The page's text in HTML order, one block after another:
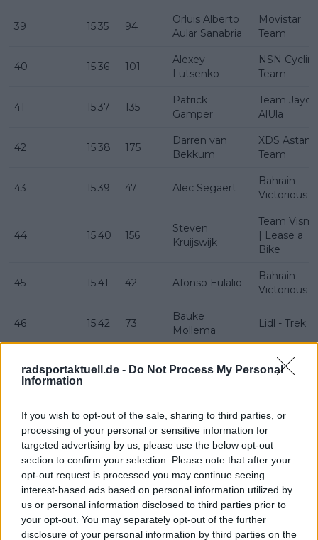
radsportaktuell.de - Do Not Process My Personal
Information
If you wish to opt-out of the sale, sharing to third parties, or
processing of your personal or sensitive information for
targeted advertising by us, please use the below opt-out
section to confirm your selection. Please note that after your
opt-out request is processed you may continue seeing
interest-based ads based on personal information utilized by
us or personal information disclosed to third parties prior to
your opt-out. You may separately opt-out of the further
disclosure of your personal information by third parties on the
39 15:35 94
Orluis Alberto
Aular Sanabria
Movistar
Team
40 15:36 101
Alexey
Lutsenko
NSN
Team
41 15:37 135
Patrick
Gamper
Team Jayco
AlUla
42 15:38 175
Darren van
Bekkum
XDS Astana
Team
43 15:39 47 Alec Segaert
Bahrain -
Victorious
44 15:40 156
Steven
Kruijswijk
Team
| Lease a
Bike
45 15:41 42 Afonso Eulalio
Bahrain -
Victorious
46 15:42 73
Bauke
Mollema
Lidl - Trek
47 15:43 183 Walter Calzoni
Pinarello
Q36.5 Pro
48 15:44 Luca Vergallito
Alpecin -
Premier
49 15:45 103 Jan Hirt
NSN
Team
50 15:46 93 Jorge Arcas
Movistar
Team